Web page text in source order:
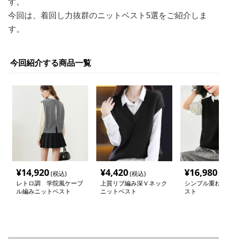
今回は、着回し力抜群のニットベスト5選をご紹介しま
す。
今回紹介する商品一覧
¥14,920(税込)
レトロ調 学院風ケーブ
ル編みニットベスト
¥4,420(税込)
上質リブ編み深Ｖネック
ニットベスト
¥16,980
シンプル重ね
スト